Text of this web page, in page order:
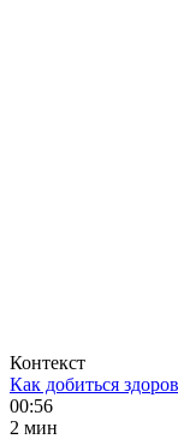
Контекст
Как добиться
00:56
2 мин